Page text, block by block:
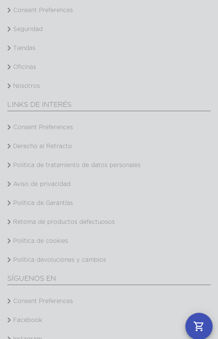
Consent Preferences
Seguridad
Tiendas
Oficinas
Nosotros
LINKS DE INTERÉS
Consent Preferences
Derecho al Retracto
Política de tratamiento de datos personales
Aviso de privacidad
Política de Garantías
Retoma de productos defectuosos
Política de cookies
Política devoluciones y cambios
SÍGUENOS EN
Consent Preferences
Facebook